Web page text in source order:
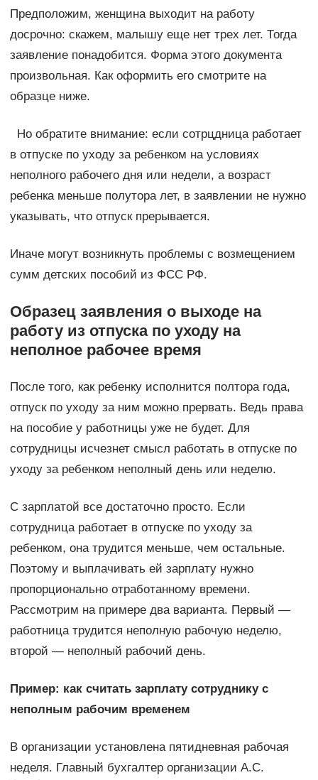
Предположим, женщина выходит на работу
досрочно: скажем, малышу еще нет трех лет. Тогда
заявление понадобится. Форма этого документа
произвольная. Как оформить его смотрите на
образце ниже.
Но обратите внимание: если сотрцдница работает
в отпуске по уходу за ребенком на условиях
неполного рабочего дня или недели, а возраст
ребенка меньше полутора лет, в заявлении не нужно
указывать, что отпуск прерывается.
Иначе могут возникнуть проблемы с возмещением
сумм детских пособий из ФСС РФ.
Образец заявления о выходе на
работу из отпуска по уходу на
неполное рабочее время
После того, как ребенку исполнится полтора года,
отпуск по уходу за ним можно прервать. Ведь права
на пособие у работницы уже не будет. Для
сотрудницы исчезнет смысл работать в отпуске по
уходу за ребенком неполный день или неделю.
С зарплатой все достаточно просто. Если
сотрудница работает в отпуске по уходу за
ребенком, она трудится меньше, чем остальные.
Поэтому и выплачивать ей зарплату нужно
пропорционально отработанному времени.
Рассмотрим на примере два варианта. Первый —
работница трудится неполную рабочую неделю,
второй — неполный рабочий день.
Пример: как считать зарплату сотруднику с
неполным рабочим временем
В организации установлена пятидневная рабочая
неделя. Главный бухгалтер организации А.С.